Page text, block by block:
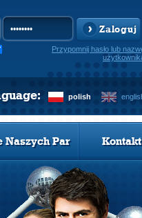
Zaloguj
Przypomnij hasło lub
polish
Naszych Par Kontakt